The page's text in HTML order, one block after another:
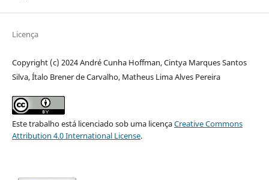
Licença
Copyright (c) 2024 André Cunha Hoffman, Cintya Marques Santos
Silva, Ítalo Brener de Carvalho, Matheus Lima Alves Pereira
Este trabalho está licenciado sob uma licençaCreative Commons
Attribution 4.0 International License.